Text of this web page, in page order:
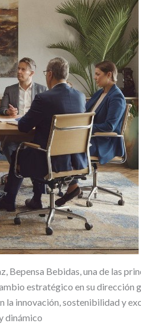
Bepensa Bebidas, una de las
estratégico en su dirección
innovación, sostenibilidad y
dinámico